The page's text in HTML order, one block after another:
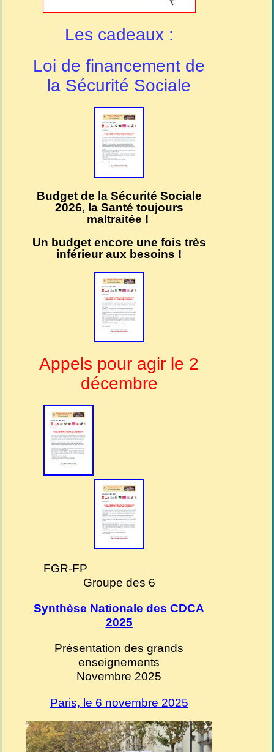
Les cadeaux :
Loi de financement de
la Sécurité Sociale
Budget de la Sécurité Sociale
2026, la Santé toujours
maltraitée !
Un budget encore une fois très
inférieur aux besoins !
Appels pour agir le 2
décembre
FGR-FP
Groupe des 6
Synthèse Nationale des CDCA
2025
Présentation des grands
enseignements
Novembre 2025
Paris, le 6 novembre 2025